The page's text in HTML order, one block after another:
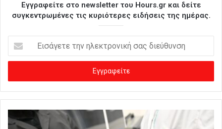
Εγγραφείτε στο newsletter του Hours.gr και δείτε
συγκεντρωμένες τις κυριότερες ειδήσεις της ημέρας.
σ
γ
ε
τ